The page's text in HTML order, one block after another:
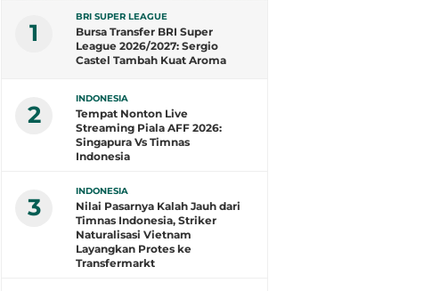
1
BRI SUPER LEAGUE
Bursa Transfer BRI Super
League 2026/2027: Sergio
Castel Tambah Kuat Aroma
2
INDONESIA
Tempat Nonton Live
Streaming Piala AFF 2026:
Singapura Vs Timnas
Indonesia
3
INDONESIA
Nilai Pasarnya Kalah Jauh dari
Timnas Indonesia, Striker
Naturalisasi Vietnam
Layangkan Protes ke
Transfermarkt